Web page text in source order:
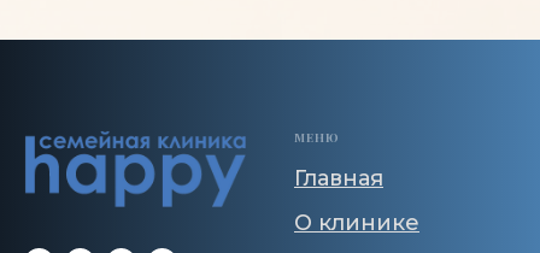
МЕНЮ
Главная
О клинике